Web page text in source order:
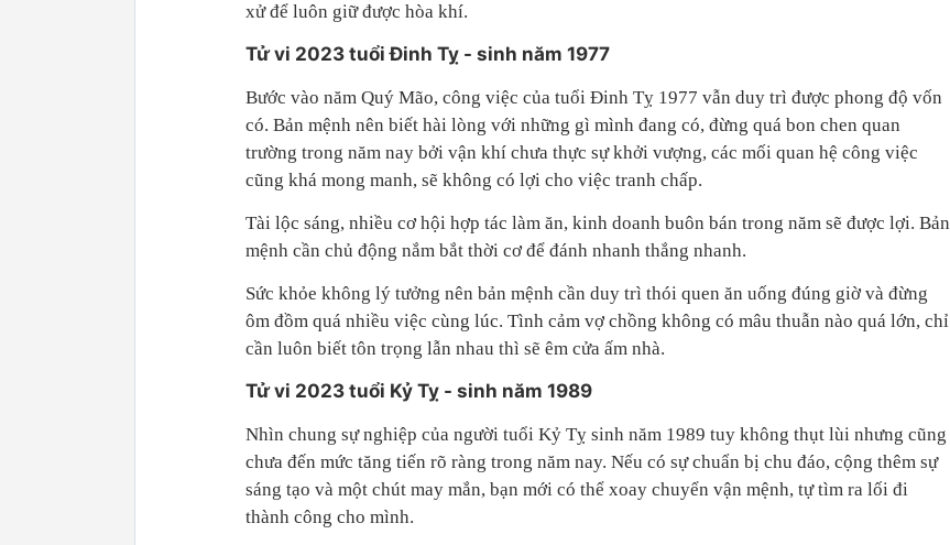
xử để luôn giữ được hòa khí.
Tử vi 2023 tuổi Đinh Tỵ - sinh năm 1977
Bước vào năm Quý Mão, công việc của tuổi Đinh Tỵ 1977 vẫn duy trì được phong độ vốn
có. Bản mệnh nên biết hài lòng với những gì mình đang có, đừng quá bon chen quan
trường trong năm nay bởi vận khí chưa thực sự khởi vượng, các mối quan hệ công việc
cũng khá mong manh, sẽ không có lợi cho việc tranh chấp.
Tài lộc sáng, nhiều cơ hội hợp tác làm ăn, kinh doanh buôn bán trong năm sẽ được lợi. Bản
mệnh cần chủ động nắm bắt thời cơ để đánh nhanh thắng nhanh.
Sức khỏe không lý tưởng nên bản mệnh cần duy trì thói quen ăn uống đúng giờ và đừng
ôm đồm quá nhiều việc cùng lúc. Tình cảm vợ chồng không có mâu thuẫn nào quá lớn, chỉ
cần luôn biết tôn trọng lẫn nhau thì sẽ êm cửa ấm nhà.
Tử vi 2023 tuổi Kỷ Tỵ - sinh năm 1989
Nhìn chung sự nghiệp của người tuổi Kỷ Tỵ sinh năm 1989 tuy không thụt lùi nhưng cũng
chưa đến mức tăng tiến rõ ràng trong năm nay. Nếu có sự chuẩn bị chu đáo, cộng thêm sự
sáng tạo và một chút may mắn, bạn mới có thể xoay chuyển vận mệnh, tự tìm ra lối đi
thành công cho mình.